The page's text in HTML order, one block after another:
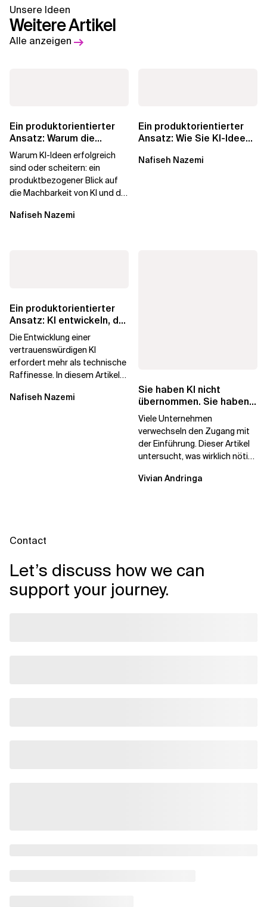
Unsere Ideen
Weitere Artikel
Alle anzeigen
Ein produktorientierter
Ansatz: Warum die
Machbarkeit von KI
darüber...
Warum KI-Ideen erfolgreich
sind oder scheitern: ein
produktbezogener Blick auf
die Machbarkeit von KI und die
verarbeiten, und...
Nafiseh Nazemi
Ein produktorientierter
Ansatz: Wie Sie KI-Ideen
Geschäftswert...
Nafiseh Nazemi
Ein produktorientierter
Ansatz: KI entwickeln, der
die Menschen vertrauen
Die Entwicklung einer
vertrauenswürdigen KI
erfordert mehr als technische
Raffinesse. In diesem Artikel
Begehrlichkeit von KI...
Nafiseh Nazemi
Sie haben KI nicht
übernommen. Sie haben
Lizenzen gekauft.
Viele Unternehmen
verwechseln den Zugang mit
der Einführung. Dieser Artikel
untersucht, was wirklich nötig
Wirkung...
Vivian Andringa
Contact
Let’s discuss how we can
support your journey.